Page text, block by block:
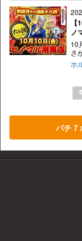
ノ
10
さ
ホ
パチ７